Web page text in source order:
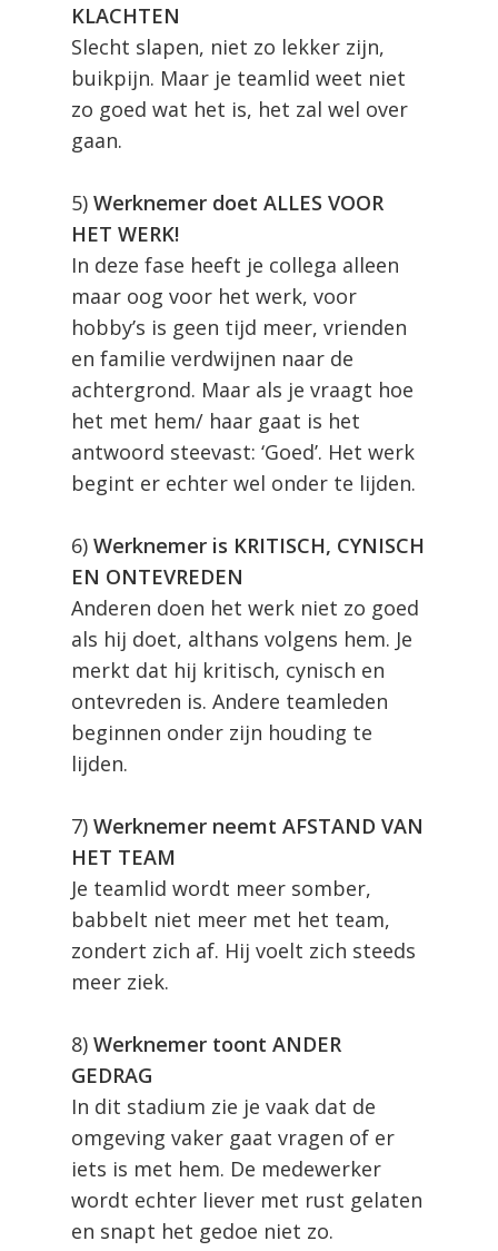
KLACHTEN
Slecht slapen, niet zo lekker zijn,
buikpijn. Maar je teamlid weet niet
zo goed wat het is, het zal wel over
gaan.
5) Werknemer doet ALLES VOOR
HET WERK!
In deze fase heeft je collega alleen
maar oog voor het werk, voor
hobby’s is geen tijd meer, vrienden
en familie verdwijnen naar de
achtergrond. Maar als je vraagt hoe
het met hem/ haar gaat is het
antwoord steevast: ‘Goed’. Het werk
begint er echter wel onder te lijden.
6) Werknemer is KRITISCH, CYNISCH
EN ONTEVREDEN
Anderen doen het werk niet zo goed
als hij doet, althans volgens hem. Je
merkt dat hij kritisch, cynisch en
ontevreden is. Andere teamleden
beginnen onder zijn houding te
lijden.
7) Werknemer neemt AFSTAND VAN
HET TEAM
Je teamlid wordt meer somber,
babbelt niet meer met het team,
zondert zich af. Hij voelt zich steeds
meer ziek.
8) Werknemer toont ANDER
GEDRAG
In dit stadium zie je vaak dat de
omgeving vaker gaat vragen of er
iets is met hem. De medewerker
wordt echter liever met rust gelaten
en snapt het gedoe niet zo.